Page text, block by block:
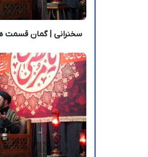
سخنرانی | گمان قسمت